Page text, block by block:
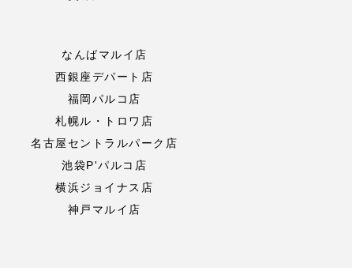
なんばマルイ店
西銀座デパート店
福岡パルコ店
札幌ル・トロワ店
名古屋セントラルパーク店
池袋P'パルコ店
横浜ジョイナス店
神戸マルイ店